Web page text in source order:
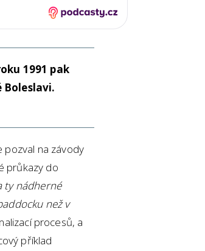
1991 pak
pozval na závody
průkazy do
ty nádherné
než v
procesů, a
příklad